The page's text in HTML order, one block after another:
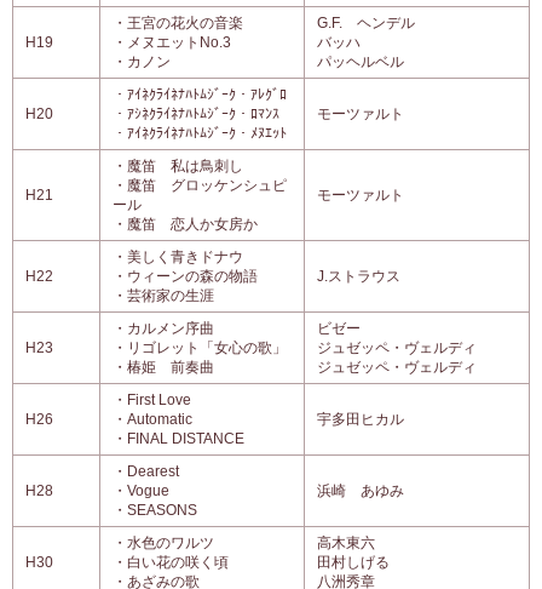
H19
・王宮の花火の音楽
・メヌエットNo.3
・カノン
G.F. ヘンデル
バッハ
パッヘルベル
H20
・ｱｲﾈｸﾗｲﾈﾅﾊﾄﾑｼﾞｰｸ・ｱﾚｸﾞﾛ
・ｱｼﾈｸﾗｲﾈﾅﾊﾄﾑｼﾞｰｸ・ﾛﾏﾝｽ
・ｱｲﾈｸﾗｲﾈﾅﾊﾄﾑｼﾞｰｸ・ﾒﾇｴｯﾄ
モーツァルト
H21
・魔笛 私は鳥刺し
・魔笛 グロッケンシュピ
ール
・魔笛 恋人か女房か
モーツァルト
H22
・美しく青きドナウ
・ウィーンの森の物語
・芸術家の生涯
J.ストラウス
H23
・カルメン序曲
・リゴレット「女心の歌」
・椿姫 前奏曲
ビゼー
ジュゼッペ・ヴェルディ
ジュゼッペ・ヴェルディ
H26
・First Love
・Automatic
・FINAL DISTANCE
宇多田ヒカル
H28
・Dearest
・Vogue
・SEASONS
浜崎 あゆみ
H30
・水色のワルツ
・白い花の咲く頃
・あざみの歌
高木東六
田村しげる
八洲秀章